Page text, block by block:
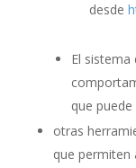
desde
El
que
otras
que permiten